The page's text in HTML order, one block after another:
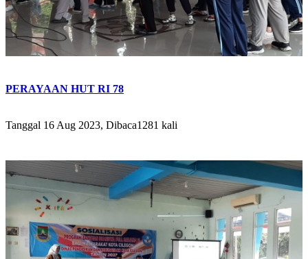
PERAYAAN HUT RI 78
Tanggal 16 Aug 2023, Dibaca1281 kali